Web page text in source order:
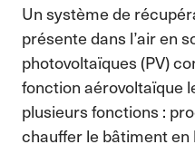
Un système de
présente dans l’air en
photovoltaïques (PV)
fonction aérovoltaïque
plusieurs fonctions :
chauffer le bâtiment en